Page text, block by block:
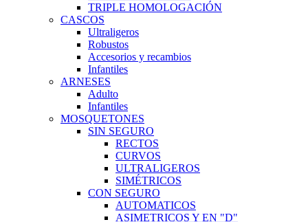
TRIPLE HOMOLOGACIÓN
CASCOS
Ultraligeros
Robustos
Accesorios y recambios
Infantiles
ARNESES
Adulto
Infantiles
MOSQUETONES
SIN SEGURO
RECTOS
CURVOS
ULTRALIGEROS
SIMÉTRICOS
CON SEGURO
AUTOMATICOS
ASIMETRICOS Y EN "D"